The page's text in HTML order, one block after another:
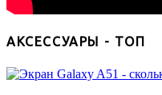
АКСЕССУАРЫ - ТОП